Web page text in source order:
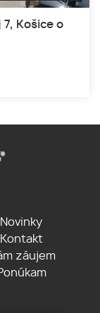
7, Košice o
Novinky
Kontakt
záujem